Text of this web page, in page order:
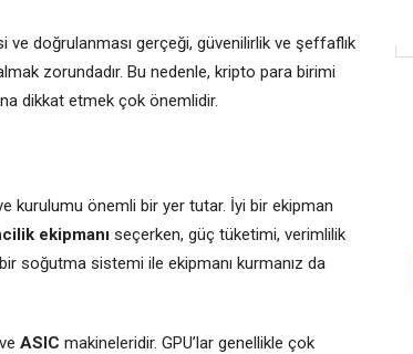
ve doğrulanması gerçeği, güvenilirlik ve şeffaflık
zorundadır. Bu nedenle, kripto para birimi
dikkat etmek çok önemlidir.
kurulumu önemli bir yer tutar. İyi bir ekipman
ekipmanı seçerken, güç tüketimi, verimlilik
soğutma sistemi ile ekipmanı kurmanız da
ve ASIC makineleridir. GPU’lar genellikle çok